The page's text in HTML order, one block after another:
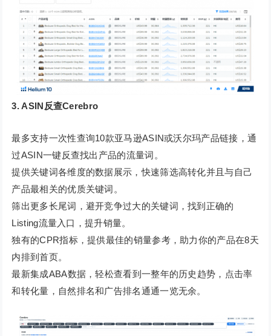
3. ASIN反查Cerebro
最多支持一次性查询10款亚马逊ASIN或沃尔玛产品链接，通
过ASIN一键反查找出产品的流量词。
提供关键词各维度的数据展示，快速筛选高转化并且与自己
产品最相关的优质关键词。
筛出更多长尾词，避开竞争过大的关键词，找到正确的
Listing流量入口，提升销量。
独有的CPR指标，提供最佳的销量参考，助力你的产品在8天
内排到首页。
最新集成ABA数据，轻松查看到一整年的历史趋势，点击率
和转化量，自然排名和广告排名通通一览无余。